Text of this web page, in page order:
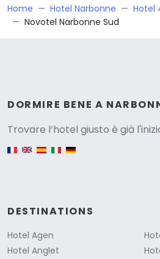
Home Hotel Narbonne
Hotel
Novotel Narbonne Sud
DORMIRE BENE A
Trovare l’hotel giusto è già
English version
DESTINATIONS
Hotel Agen
Hotel Anglet